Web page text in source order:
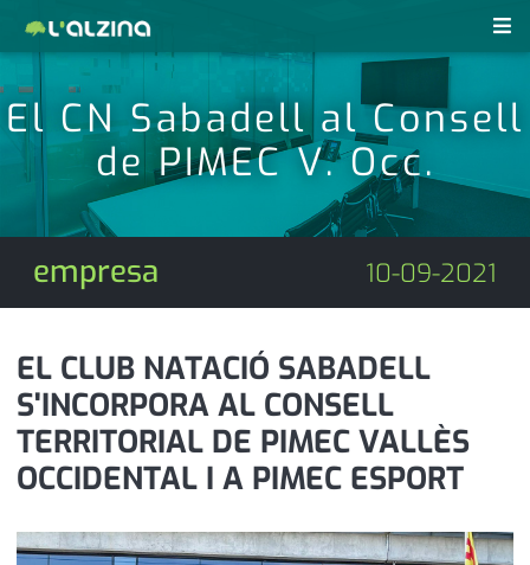
últimes notícies
agenda
economia
empresa
entrevista
medi ambient
revistes pdf
anunciants
contacte
farmàcies
calendari
El CN Sabadell al Consell
de PIMEC V. Occ.
empresa 10-09-2021
EL CLUB NATACIÓ SABADELL
S'INCORPORA AL CONSELL
TERRITORIAL DE PIMEC VALLÈS
OCCIDENTAL I A PIMEC ESPORT